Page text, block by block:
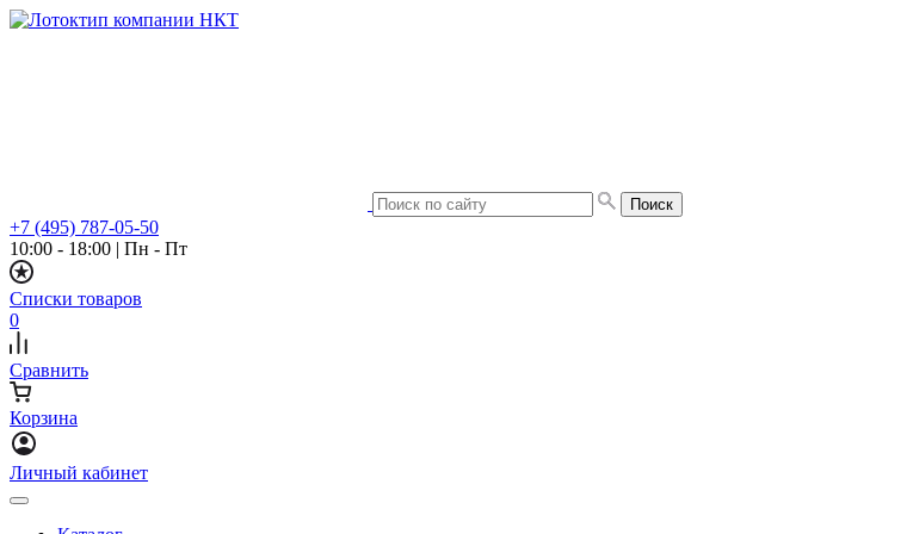
+7 (495) 787-05-50
10:00 - 18:00 | Пн - Пт
Списки товаров
0
Сравнить
Корзина
Личный кабинет